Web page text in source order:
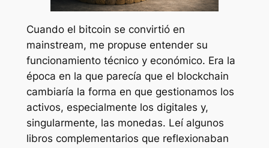
Cuando el bitcoin se convirtió en
mainstream, me propuse entender su
funcionamiento técnico y económico. Era la
época en la que parecía que el blockchain
cambiaría la forma en que gestionamos los
activos, especialmente los digitales y,
singularmente, las monedas. Leí algunos
libros complementarios que reflexionaban